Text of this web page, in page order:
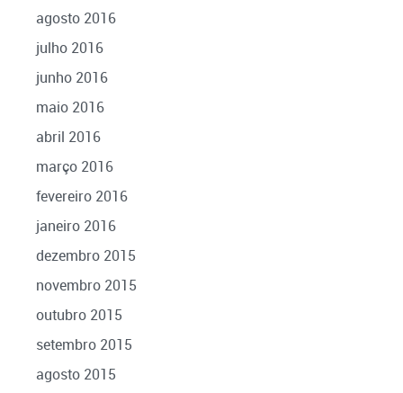
agosto 2016
julho 2016
junho 2016
maio 2016
abril 2016
março 2016
fevereiro 2016
janeiro 2016
dezembro 2015
novembro 2015
outubro 2015
setembro 2015
agosto 2015